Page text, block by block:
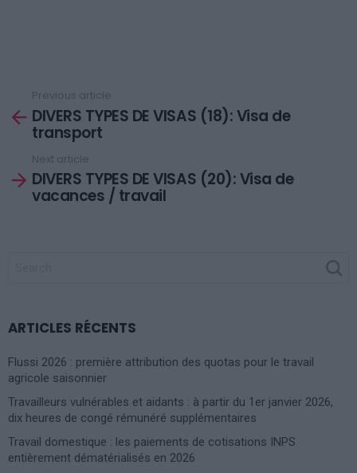
more
Previous article
DIVERS TYPES DE VISAS (18): Visa de
transport
Next article
DIVERS TYPES DE VISAS (20): Visa de
vacances / travail
ARTICLES RÉCENTS
Flussi 2026 : première attribution des quotas pour le travail
agricole saisonnier
Travailleurs vulnérables et aidants : à partir du 1er janvier 2026,
dix heures de congé rémunéré supplémentaires
Travail domestique : les paiements de cotisations INPS
entièrement dématérialisés en 2026